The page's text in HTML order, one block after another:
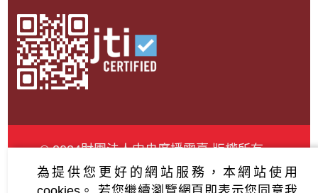
© 2024財團法人中央廣播電臺 版權所有
資通安全政策聲明
服務條款 隱私權條款
為提供您更好的網站服務，本網站使用